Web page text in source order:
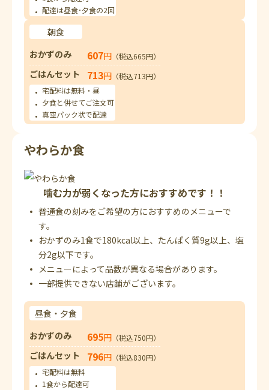
配達は昼食･夕食の2回
朝食
おかずのみ
607円 （税込665円）
ごはんセット 713円 （税込713円）
宅配料は無料・昼
夕食と併せてご注文可
真空パック状で配達
やわらか食
噛む力が弱くなった方におすすめです！！
普通食の刻みをご希望の方におすすめのメニューで
す。
おかずのみ1食で180kcal以上、たんぱく質9g以上、塩
分2g以下です。
メニューによって品数が異なる場合があります。
一部提供できない店舗がございます。
昼食・夕食
おかずのみ
695円 （税込750円）
ごはんセット 796円 （税込830円）
宅配料は無料
1食から配達可